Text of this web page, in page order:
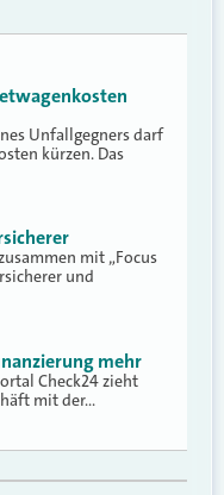
Unfallgegners darf
kürzen. Das
mit „Focus
und
mehr
Check24 zieht
mit der…